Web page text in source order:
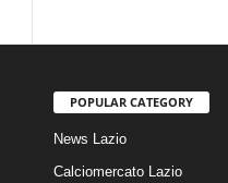
POPULAR CATEGORY
News Lazio
Calciomercato Lazio